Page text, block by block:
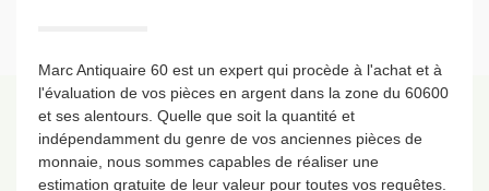
Marc Antiquaire 60 est un expert qui procède à l'achat et à
l'évaluation de vos pièces en argent dans la zone du 60600
et ses alentours. Quelle que soit la quantité et
indépendamment du genre de vos anciennes pièces de
monnaie, nous sommes capables de réaliser une
estimation gratuite de leur valeur pour toutes vos requêtes.